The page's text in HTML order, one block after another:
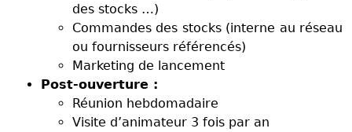
des stocks …)
Commandes des stocks (interne au réseau
ou fournisseurs référencés)
Marketing de lancement
Post-ouverture :
Réunion hebdomadaire
Visite d’animateur 3 fois par an